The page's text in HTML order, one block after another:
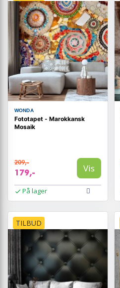
WONDA
Fototapet - Marokkansk
Mosaik
209,-
179,- Vis
På lager
TILBUD